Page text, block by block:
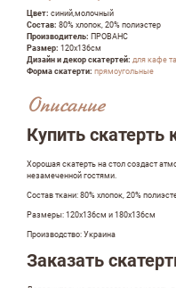
Цвет: синий,молочный
Состав: 80% хлопок, 20% полиэстер
Производитель: ПРОВАНС
Размер: 120х136см
Дизайн и декор скатертей: для кафе
Форма скатерти: прямоугольные
Описание
Купить
Хорошая скатерть на стол создаст
незамеченной гостями.
Состав ткани: 80% хлопок, 20%
Размеры: 120х136см и 180х136см
Производство: Украина
Заказать
Оставить отзыв
ФИО